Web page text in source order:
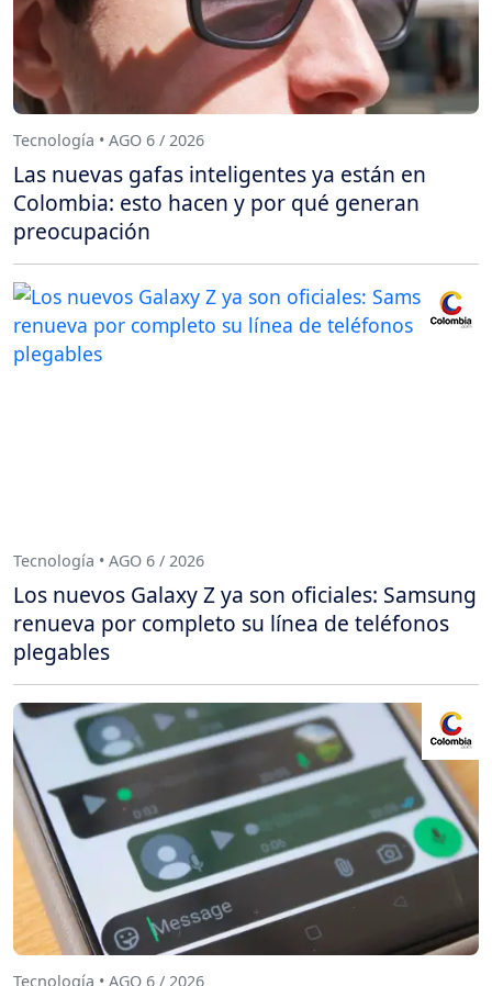
Tecnología • AGO 6 / 2026
Las nuevas gafas inteligentes ya están en
Colombia: esto hacen y por qué generan
preocupación
Tecnología • AGO 6 / 2026
Los nuevos Galaxy Z ya son oficiales: Samsung
renueva por completo su línea de teléfonos
plegables
Tecnología • AGO 6 / 2026